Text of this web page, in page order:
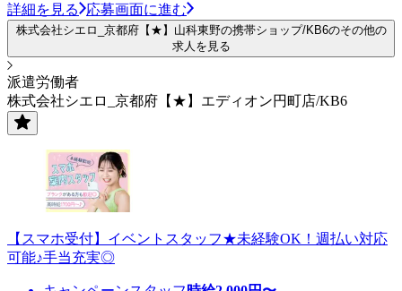
詳細を見る 応募画面に進む
株式会社シエロ_京都府【★】山科東野の携帯ショップ/KB6のその他の
求人を見る
派遣労働者
株式会社シエロ_京都府【★】エディオン円町店/KB6
【スマホ受付】イベントスタッフ★未経験OK！週払い対応
可能♪手当充実◎